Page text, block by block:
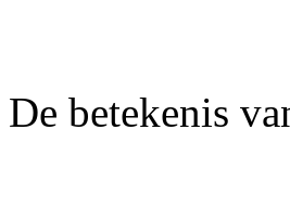
De betekenis